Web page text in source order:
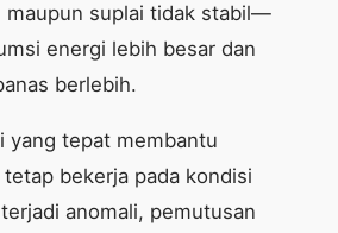
maupun suplai tidak stabil—
energi lebih besar dan
berlebih.
yang tepat membantu
bekerja pada kondisi
anomali, pemutusan